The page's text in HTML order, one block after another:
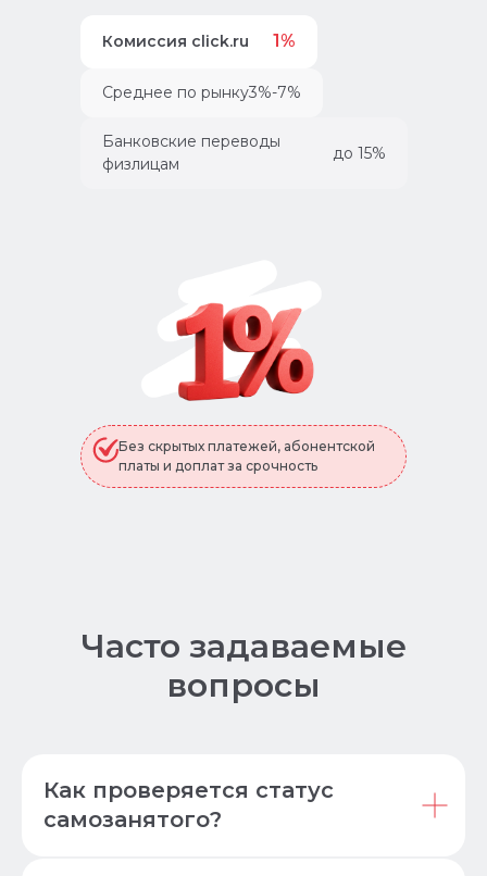
Без скрытых платежей, абонентской
платы и доплат за срочность
Комиссия click.ru 1%
Среднее по рынку3%-7%
Банковские переводы
физлицам
до 15%
Часто задаваемые
вопросы
Как проверяется статус
самозанятого?